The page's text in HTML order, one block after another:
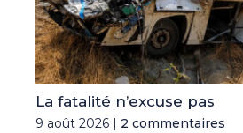
La fatalité n’excuse pas
9 août 2026 | 2 commentaires